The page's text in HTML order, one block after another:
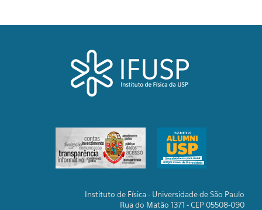
Instituto de Física - Universidade de São Paulo
Rua do Matão 1371 - CEP 05508-090